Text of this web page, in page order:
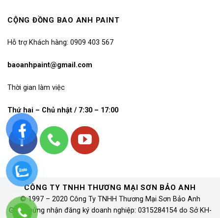
CỘNG ĐỒNG BAO ANH PAINT
Hỗ trợ Khách hàng: 0909 403 567
baoanhpaint@gmail.com
Thời gian làm việc
Thứ hai – Chủ nhật / 7:30 – 17:00
CÔNG TY TNHH THƯƠNG MẠI SƠN BẢO ANH
© 1997 – 2020 Công Ty TNHH Thương Mại Sơn Bảo Anh
Giấy chứng nhận đăng ký doanh nghiệp: 0315284154 do Sở KH-